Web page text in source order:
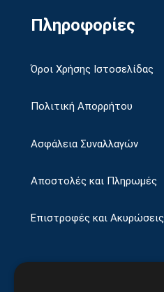
Πληροφορίες
Όροι Χρήσης Ιστοσελίδας
Πολιτική Απορρήτου
Ασφάλεια Συναλλαγών
Αποστολές και Πληρωμές
Επιστροφές και Ακυρώσεις